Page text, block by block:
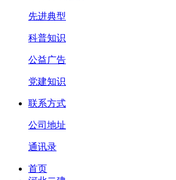
先进典型
科普知识
公益广告
党建知识
联系方式
公司地址
通讯录
首页